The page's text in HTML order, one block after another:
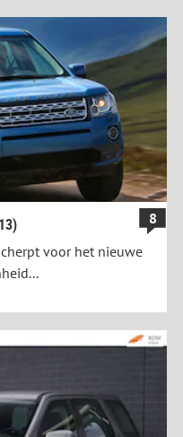
8
voor het nieuwe